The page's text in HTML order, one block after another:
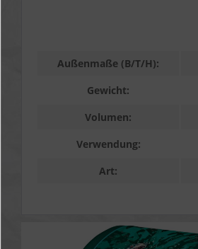
Außenmaße (B/T/H):
Gewicht:
Volumen:
Verwendung:
Art: